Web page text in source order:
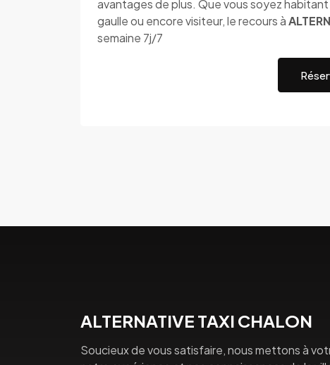
avantages de plus. Que vous soyez
gaulle ou encore visiteur, le recours à
semaine 7j/7
ALTERNATIVE TAXI CHALON
Soucieux de vous satisfaire, nous mettons à